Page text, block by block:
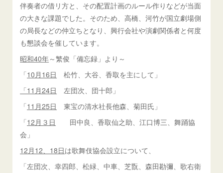
伴奏者の借リ方と、その配置計画のルール作りなどが当面
の大きな課題でした。そのため、高橋、河竹が国立劇場側
の局長などの仲立ちとなり、興行会社や演劇関係者と何度
も懇談会を催しています。
昭和40年～繁俊「備忘録」より～
「10月16日
松竹、大谷、香取を主にして」
「11月24日
左団次、団十郎」
「11月25日
東宝の清水社長他森、菊田氏」
「12月３日
田中良、香取仙之助、江口博三、舞踊協
会」
12月12、18日は歌舞伎協会設立について、
「左団次、幸四郎、松緑、中車、芝翫、森田勘彌、歌右衛